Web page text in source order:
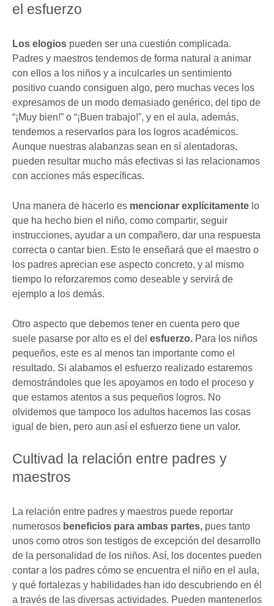
el esfuerzo
Los elogios pueden ser una cuestión complicada.
Padres y maestros tendemos de forma natural a animar
con ellos a los niños y a inculcarles un sentimiento
positivo cuando consiguen algo, pero muchas veces los
expresamos de un modo demasiado genérico, del tipo de
“¡Muy bien!” o “¡Buen trabajo!”, y en el aula, además,
tendemos a reservarlos para los logros académicos.
Aunque nuestras alabanzas sean en sí alentadoras,
pueden resultar mucho más efectivas si las relacionamos
con acciones más específicas.
Una manera de hacerlo es mencionar explícitamente lo
que ha hecho bien el niño, como compartir, seguir
instrucciones, ayudar a un compañero, dar una respuesta
correcta o cantar bien. Esto le enseñará que el maestro o
los padres aprecian ese aspecto concreto, y al mismo
tiempo lo reforzaremos como deseable y servirá de
ejemplo a los demás.
Otro aspecto que debemos tener en cuenta pero que
suele pasarse por alto es el del esfuerzo. Para los niños
pequeños, este es al menos tan importante como el
resultado. Si alabamos el esfuerzo realizado estaremos
demostrándoles que les apoyamos en todo el proceso y
que estamos atentos a sus pequeños logros. No
olvidemos que tampoco los adultos hacemos las cosas
igual de bien, pero aun así el esfuerzo tiene un valor.
Cultivad la relación entre padres y
maestros
La relación entre padres y maestros puede reportar
numerosos beneficios para ambas partes, pues tanto
unos como otros son testigos de excepción del desarrollo
de la personalidad de los niños. Así, los docentes pueden
contar a los padres cómo se encuentra el niño en el aula,
y qué fortalezas y habilidades han ido descubriendo en él
a través de las diversas actividades. Pueden mantenerlos